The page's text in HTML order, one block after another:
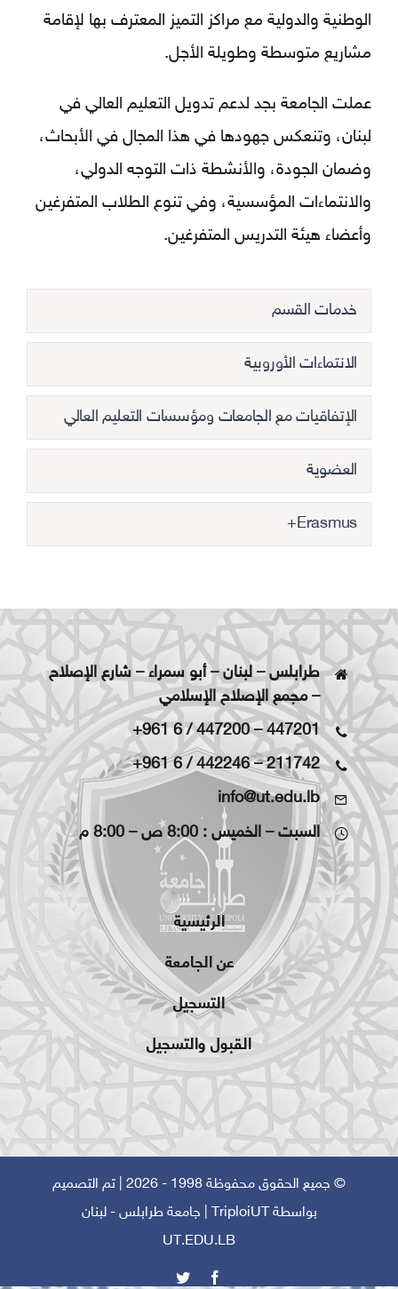
الوطنية والدولية مع مراكز التميز المعترف بها لإقامة
مشاريع متوسطة وطويلة الأجل.
عملت الجامعة بجد لدعم تدويل التعليم العالي في
لبنان، وتنعكس جهودها في هذا المجال في الأبحاث،
وضمان الجودة، والأنشطة ذات التوجه الدولي،
والانتماءات المؤسسية، وفي تنوع الطلاب المتفرغين
وأعضاء هيئة التدريس المتفرغين.
خدمات القسم
الانتماءات الأوروبية
الإتفاقيات مع الجامعات ومؤسسات التعليم العالي
العضوية
Erasmus+
طرابلس – لبنان – أبو سمراء – شارع الإصلاح
– مجمع الإصلاح الإسلامي
+961 6 / 447200–447201
+961 6 / 442246–211742
info@ut.edu.lb
السبت – الخميس : 8:00 ص – 8:00 م
الرئيسية
عن الجامعة
التسجيل
القبول والتسجيل
© جميع الحقوق محفوظة 1998 - 2026 | تم التصميم
بواسطة TriploiUT
| جامعة طرابلس - لبنان
UT.EDU.LB